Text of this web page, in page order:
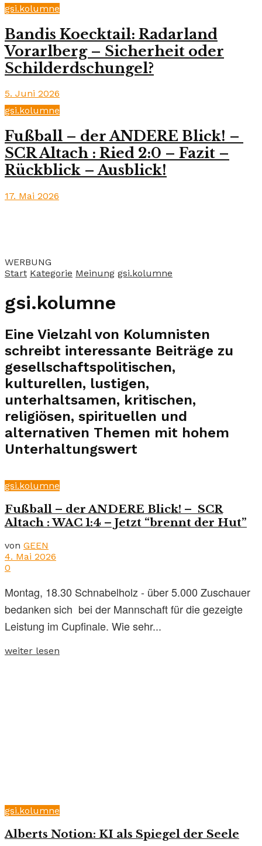
gsi.kolumne
Bandis Koecktail: Radarland
Vorarlberg – Sicherheit oder
Schilderdschungel?
5. Juni 2026
gsi.kolumne
Fußball – der ANDERE Blick! –
SCR Altach : Ried 2:0 – Fazit –
Rückblick – Ausblick!
17. Mai 2026
WERBUNG
Start Kategorie Meinung gsi.kolumne
gsi.kolumne
Eine Vielzahl von Kolumnisten
schreibt interessante Beiträge zu
gesellschaftspolitischen,
kulturellen, lustigen,
unterhaltsamen, kritischen,
religiösen, spirituellen und
alternativen Themen mit hohem
Unterhaltungswert
gsi.kolumne
Fußball – der ANDERE Blick! – SCR
Altach : WAC 1:4 – Jetzt “brennt der Hut”
von GEEN
4. Mai 2026
0
Montag, 18.30 Schnabelholz - über 5.000 Zuschauer
bedanken sich bei der Mannschaft für die gezeigte
Leistung im Cupfinale. Wie sehr...
weiter lesen
gsi.kolumne
Alberts Notion: KI als Spiegel der Seele